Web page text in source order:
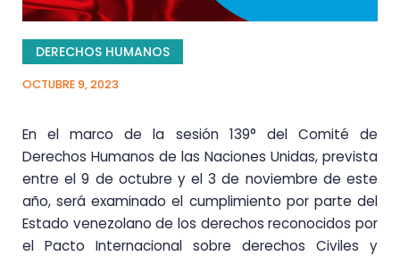
DERECHOS HUMANOS
OCTUBRE 9, 2023
En el marco de la sesión 139° del Comité de
Derechos Humanos de las Naciones Unidas, prevista
entre el 9 de octubre y el 3 de noviembre de este
año, será examinado el cumplimiento por parte del
Estado venezolano de los derechos reconocidos por
el Pacto Internacional sobre derechos Civiles y